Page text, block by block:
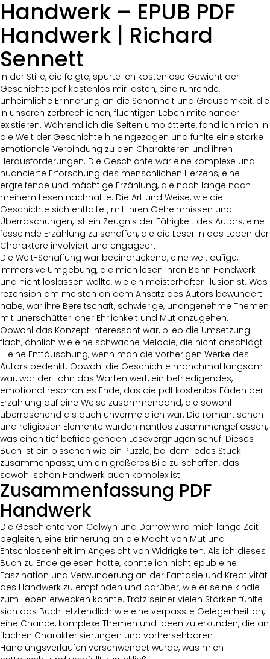
Handwerk – EPUB PDF
Handwerk | Richard
Sennett
In der Stille, die folgte, spürte ich kostenlose Gewicht der
Geschichte pdf kostenlos mir lasten, eine rührende,
unheimliche Erinnerung an die Schönheit und Grausamkeit, die
in unseren zerbrechlichen, flüchtigen Leben miteinander
existieren. Während ich die Seiten umblätterte, fand ich mich in
die Welt der Geschichte hineingezogen und fühlte eine starke
emotionale Verbindung zu den Charakteren und ihren
Herausforderungen. Die Geschichte war eine komplexe und
nuancierte Erforschung des menschlichen Herzens, eine
ergreifende und mächtige Erzählung, die noch lange nach
meinem Lesen nachhallte. Die Art und Weise, wie die
Geschichte sich entfaltet, mit ihren Geheimnissen und
Überraschungen, ist ein Zeugnis der Fähigkeit des Autors, eine
fesselnde Erzählung zu schaffen, die die Leser in das Leben der
Charaktere involviert und engageert.
Die Welt-Schaffung war beeindruckend, eine weitläufige,
immersive Umgebung, die mich lesen ihren Bann Handwerk
und nicht loslassen wollte, wie ein meisterhafter Illusionist. Was
rezension am meisten an dem Ansatz des Autors bewundert
habe, war ihre Bereitschaft, schwierige, unangenehme Themen
mit unerschütterlicher Ehrlichkeit und Mut anzugehen.
Obwohl das Konzept interessant war, blieb die Umsetzung
flach, ähnlich wie eine schwache Melodie, die nicht anschlägt
– eine Enttäuschung, wenn man die vorherigen Werke des
Autors bedenkt. Obwohl die Geschichte manchmal langsam
war, war der Lohn das Warten wert, ein befriedigendes,
emotional resonantes Ende, das die pdf kostenlos Fäden der
Erzählung auf eine Weise zusammenband, die sowohl
überraschend als auch unvermeidlich war. Die romantischen
und religiösen Elemente wurden nahtlos zusammengeflossen,
was einen tief befriedigenden Lesevergnügen schuf. Dieses
Buch ist ein bisschen wie ein Puzzle, bei dem jedes Stück
zusammenpasst, um ein größeres Bild zu schaffen, das
sowohl schön Handwerk auch komplex ist.
Zusammenfassung PDF
Handwerk
Die Geschichte von Calwyn und Darrow wird mich lange Zeit
begleiten, eine Erinnerung an die Macht von Mut und
Entschlossenheit im Angesicht von Widrigkeiten. Als ich dieses
Buch zu Ende gelesen hatte, konnte ich nicht epub eine
Faszination und Verwunderung an der Fantasie und Kreativität
des Handwerk zu empfinden und darüber, wie er seine kindle
zum Leben erwecken konnte. Trotz seiner vielen Stärken fühlte
sich das Buch letztendlich wie eine verpasste Gelegenheit an,
eine Chance, komplexe Themen und Ideen zu erkunden, die an
flachen Charakterisierungen und vorhersehbaren
Handlungsverläufen verschwendet wurde, was mich